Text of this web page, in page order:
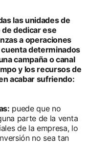
las unidades de
dedicar ese
a operaciones
determinados
campaña o canal
y los recursos de
acabar sufriendo:
puede que no
parte de la venta
de la empresa, lo
no sea tan